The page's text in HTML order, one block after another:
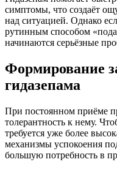
симптомы, что создаёт
над ситуацией. Однако
рутинным способом
начинаются серьёзные
Формирование
гидазепама
При постоянном приёме
толерантность к нему.
требуется уже более
механизмы успокоения
большую потребность в